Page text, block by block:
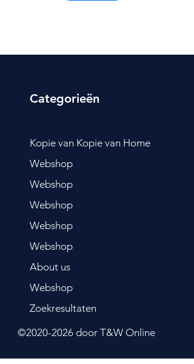
Categorieën
Kopie van Kopie van Home
Webshop
Webshop
Webshop
Webshop
Webshop
About us
Webshop
Zoekresultaten
©2020-2026 door T&W Online